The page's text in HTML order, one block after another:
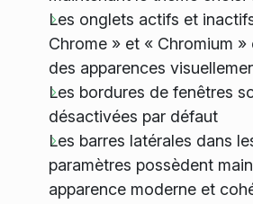
Les onglets actifs et
Chrome » et « Chromium
des apparences
Les bordures de fenêtres
désactivées par défaut
Les barres latérales dans
paramètres possèdent
apparence moderne et